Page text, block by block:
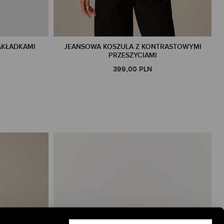
JEANSOWA KOSZULA Z KONTRASTOWYMI
PRZESZYCIAMI
399,00 PLN